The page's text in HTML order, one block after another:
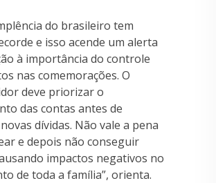
do brasileiro tem
e isso acende um alerta
à importância do controle
nas comemorações. O
deve priorizar o
das contas antes de
dívidas. Não vale a pena
e depois não conseguir
impactos negativos no
de toda a família”, orienta.